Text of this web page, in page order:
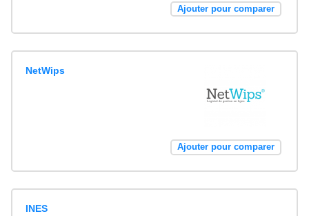
Ajouter pour comparer
NetWips
Ajouter pour comparer
INES